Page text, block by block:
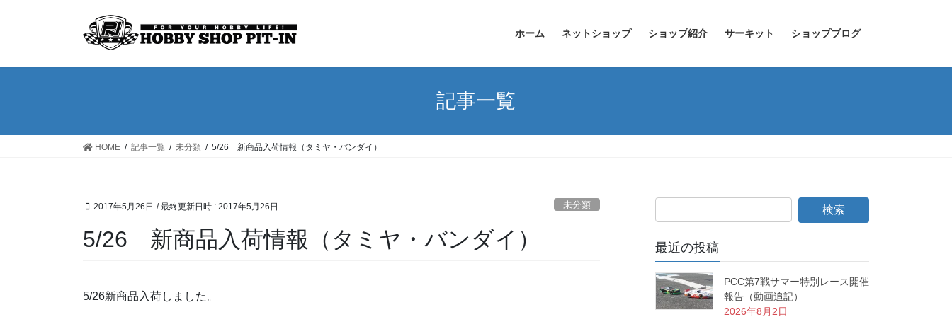
ホーム ネットショップ ショップ紹介 サーキット ショップブログ
記事一覧
HOME 記事一覧 未分類 5/26 新商品入荷情報（タミヤ・バンダイ）
2017年5月26日 / 最終更新日時 : 2017年5月26日 未分類
5/26 新商品入荷情報（タミヤ・バンダイ）
5/26新商品入荷しました。
最近の投稿
PCC第7戦サマー特別レース開催
報告（動画追記）
2026年8月2日